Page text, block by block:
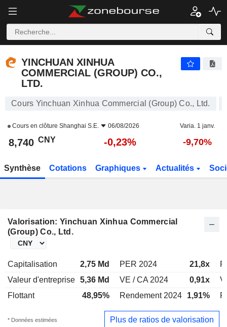
YINCHUAN XINHUA
COMMERCIAL (GROUP) CO.,
LTD.
Cours Yinchuan Xinhua Commercial (Group) Co., Ltd.
Cours en clôture Shanghai S.E. 06/08/2026 Varia. 1 janv.
8,740 CNY -0,23% -9,70%
Synthèse Cotations Graphiques Actualités
Valorisation: Yinchuan Xinhua Commercial
(Group) Co., Ltd.
Capitalisation 2,75 Md PER 2024 21,8x
Valeur d'entreprise 5,36 Md VE / CA 2024 0,91x
Flottant
48,95% Rendement 2024 1,91%
* Données estimées Plus de ratios de valorisation